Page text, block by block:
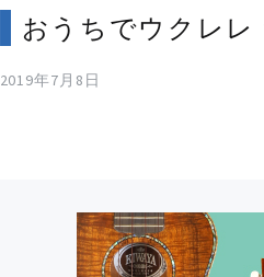
おうちでウクレレ
2019年7月8日